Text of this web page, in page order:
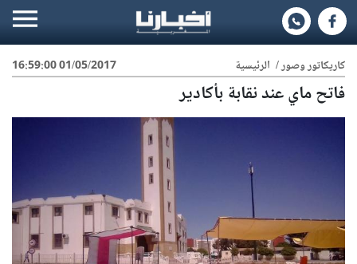
01/05/2017 16:59:00 كاريكاتور وصور/ الرئيسية
فاتح ماي عند نقابة بأكادير